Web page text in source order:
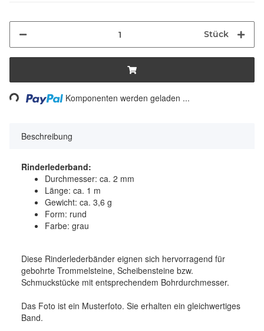
Stück
Loading... Komponenten werden geladen ...
Beschreibung
Rinderlederband:
Durchmesser: ca. 2 mm
Länge: ca. 1 m
Gewicht: ca. 3,6 g
Form: rund
Farbe: grau
Diese Rinderlederbänder eignen sich hervorragend für
gebohrte Trommelsteine, Scheibensteine bzw.
Schmuckstücke mit entsprechendem Bohrdurchmesser.
Das Foto ist ein Musterfoto. Sie erhalten ein gleichwertiges
Band.